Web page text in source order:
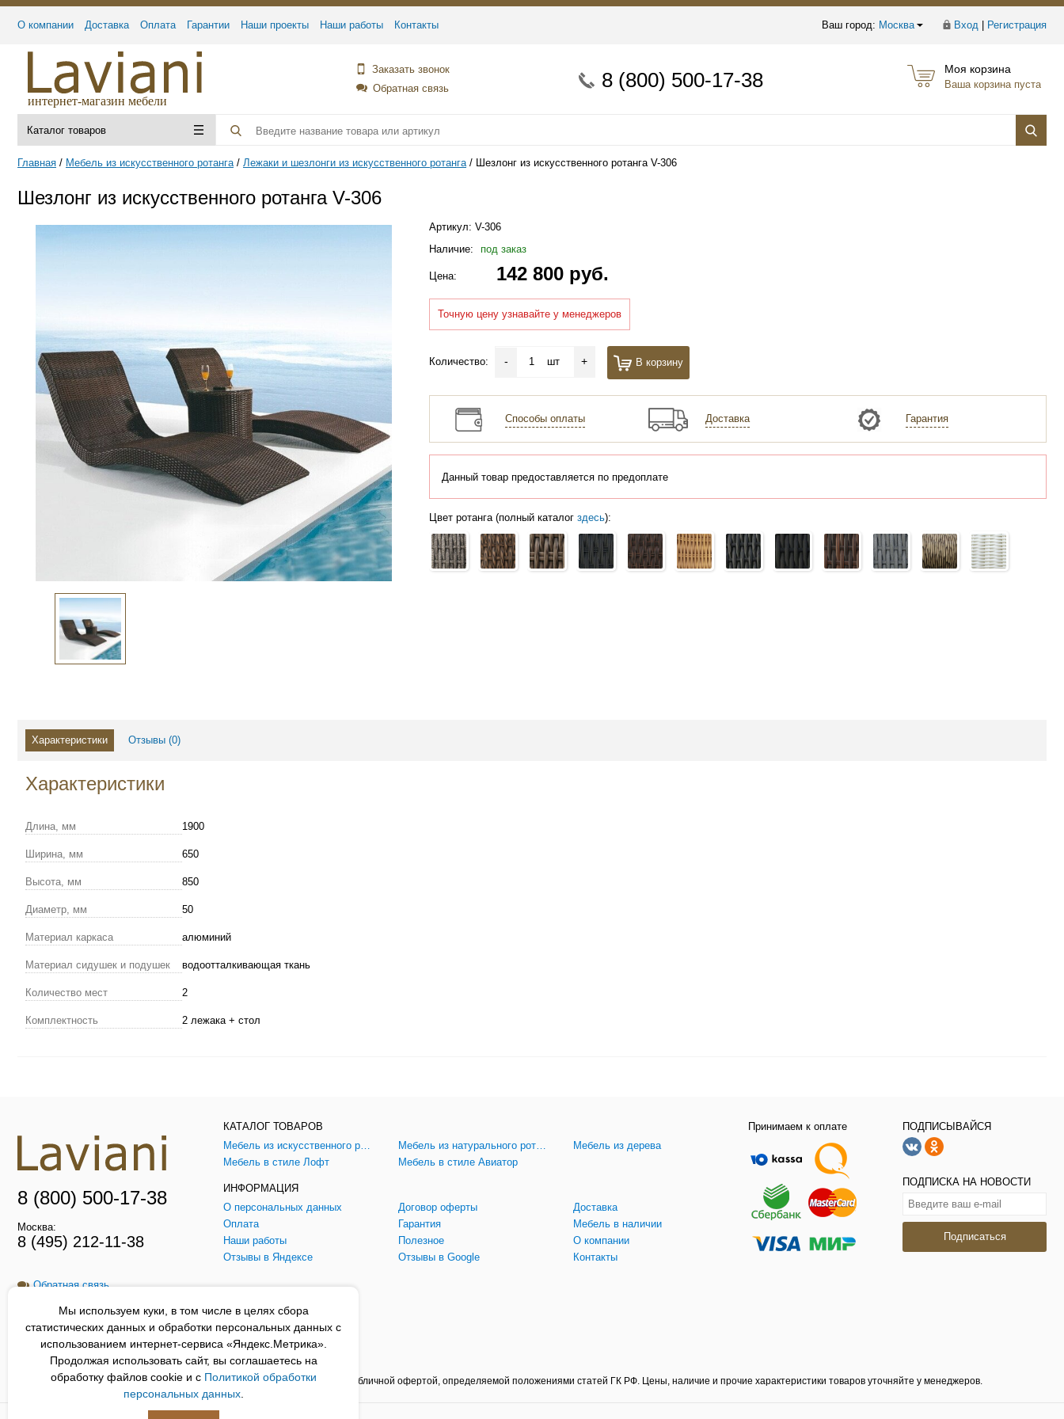
Ваш город: Москва Вход Регистрация
О компании Доставка Оплата Гарантии Наши проекты Наши работы Контакты
интернет-магазин мебели
Заказать звонок
Обратная связь
8 (800) 500-17-38 Моя корзина
Ваша корзина пуста
Каталог товаров
Главная Мебель из искусственного ротанга Лежаки и шезлонги из искусственного ротанга Шезлонг из искусственного ротанга V-306
Шезлонг из искусственного ротанга V-306
Артикул: V-306
Наличие:
под заказ
Цена: 142 800 руб.
Точную цену узнавайте у менеджеров
Количество: - шт + В корзину
Способы оплаты Доставка Гарантия
Данный товар предоставляется по предоплате
Цвет ротанга (полный каталог здесь):
Характеристики Отзывы (0)
Характеристики
Длина, мм 1900
Ширина, мм 650
Высота, мм 850
Диаметр, мм 50
Материал каркаса алюминий
Материал сидушек и подушек водоотталкивающая ткань
Количество мест 2
Комплектность 2 лежака + стол
Мы используем куки, в том числе в целях сбора
статистических данных и обработки персональных данных с
использованием интернет-сервиса «Яндекс.Метрика».
Продолжая использовать сайт, вы соглашаетесь на
обработку файлов cookie и с Политикой обработки
персональных данных.
8 (800) 500-17-38
Москва:
8 (495) 212-11-38
Обратная связь
Заказать звонок
КАТАЛОГ ТОВАРОВ
Мебель из натурального ротанга
Мебель из дерева
Мебель в стиле Лофт
Мебель в стиле Авиатор
ИНФОРМАЦИЯ
О персональных данных
Договор оферты
Доставка
Оплата
Гарантия
Мебель в наличии
Наши работы
Полезное
О компании
Отзывы в Яндексе
Отзывы в Google Контакты
Принимаем к оплате ПОДПИСЫВАЙСЯ
ПОДПИСКА НА НОВОСТИ
Подписаться
Сайт Laviani.ru носит только информационный характер, и не является публичной офертой, определяемой положениями статей ГК РФ. Цены, наличие и прочие характеристики товаров уточняйте у менеджеров.